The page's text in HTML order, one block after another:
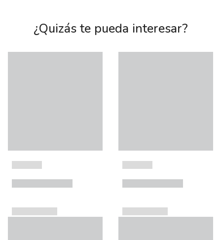
¿Quizás te pueda interesar?